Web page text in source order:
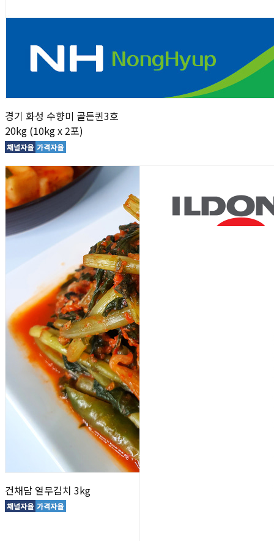
경기 화성 수향미 골든퀸3호
20kg (10kg x 2포)
건채담 열무김치 3kg